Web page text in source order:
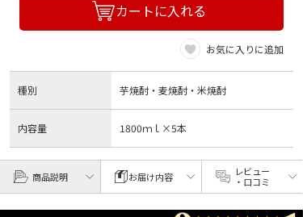
カートに入れる
お気に入りに追加
種別 芋焼酎・麦焼酎・米焼酎
内容量 1800ｍｌ×5本
商品説明 お届け内容
レビュー
・口コミ